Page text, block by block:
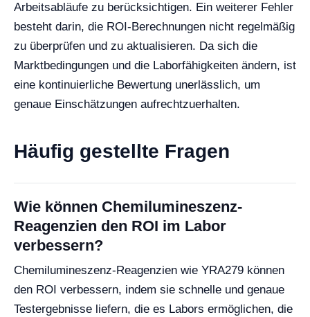
Arbeitsabläufe zu berücksichtigen. Ein weiterer Fehler
besteht darin, die ROI-Berechnungen nicht regelmäßig
zu überprüfen und zu aktualisieren. Da sich die
Marktbedingungen und die Laborfähigkeiten ändern, ist
eine kontinuierliche Bewertung unerlässlich, um
genaue Einschätzungen aufrechtzuerhalten.
Häufig gestellte Fragen
Wie können Chemilumineszenz-
Reagenzien den ROI im Labor
verbessern?
Chemilumineszenz-Reagenzien wie YRA279 können
den ROI verbessern, indem sie schnelle und genaue
Testergebnisse liefern, die es Labors ermöglichen, die